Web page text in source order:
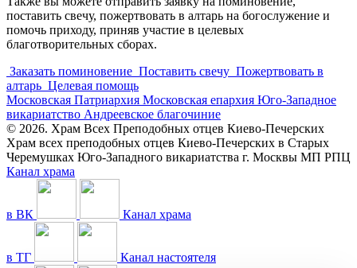
поставить свечу, пожертвовать в алтарь на богослужение и
помочь приходу, приняв участие в целевых
благотворительных сборах.
Заказать поминовение Поставить свечу Пожертвовать в
алтарь Целевая помощь
Московская Патриархия Московская епархия Юго-Западное
викариатство Андреевское благочиние
© 2026. Храм Всех Преподобных отцев Киево-Печерских
Храм всех преподобных отцев Киево-Печерских в Старых
Черемушках Юго-Западного викариатства г. Москвы МП РПЦ
Канал храма
в ВК Канал храма
в ТГ Канал настоятеля